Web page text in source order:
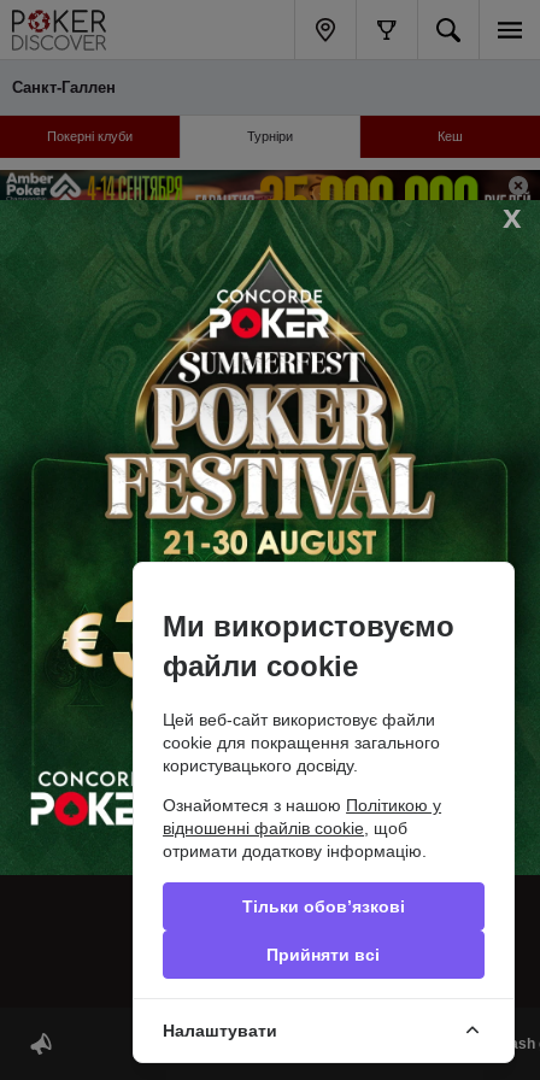
x
Санкт-Галлен
Покерні клуби Турніри Кеш
Відібратися онлайн: бай-іни, готелі, логістика
сьогодні
Турніри не знайдені
Підтримка
FAQ
Контакти
Слідкуйте за нами
© 2012-2026 PokerDiscover.com. Всі права захищені.
PokerDiscover.com не є організатором ігор. Сайт призначений виключно для
інформаційних цілей. 18+
Play poker in Greece | ΟΦΙΤΕΧ Poker Clubs | Cash
Ми використовуємо
файли cookie
Цей веб-сайт використовує файли
cookie для покращення загального
користувацького досвіду.
Ознайомтеся з нашою Політикою у
відношенні файлів cookie, щоб
отримати додаткову інформацію.
Тільки обов’язкові
Прийняти всі
Налаштувати